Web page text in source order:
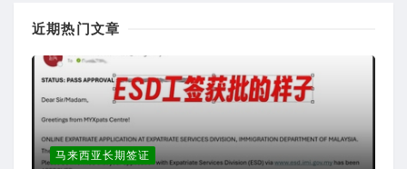
近期热门文章
马来西亚长期签证